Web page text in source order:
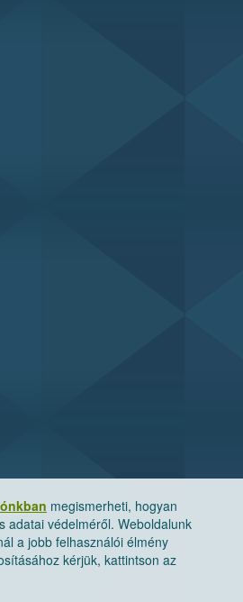
megismerheti, hogyan
adatai védelméről. Weboldalunk
a jobb felhasználói élmény
kérjük, kattintson az